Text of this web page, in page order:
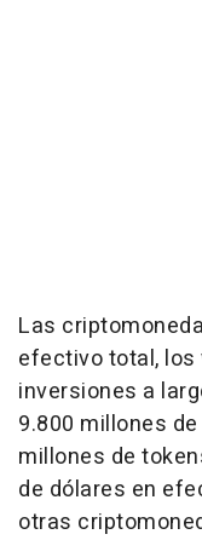
Las
efectivo total,
inversiones a
9.800 millones
millones de
de dólares en
otras